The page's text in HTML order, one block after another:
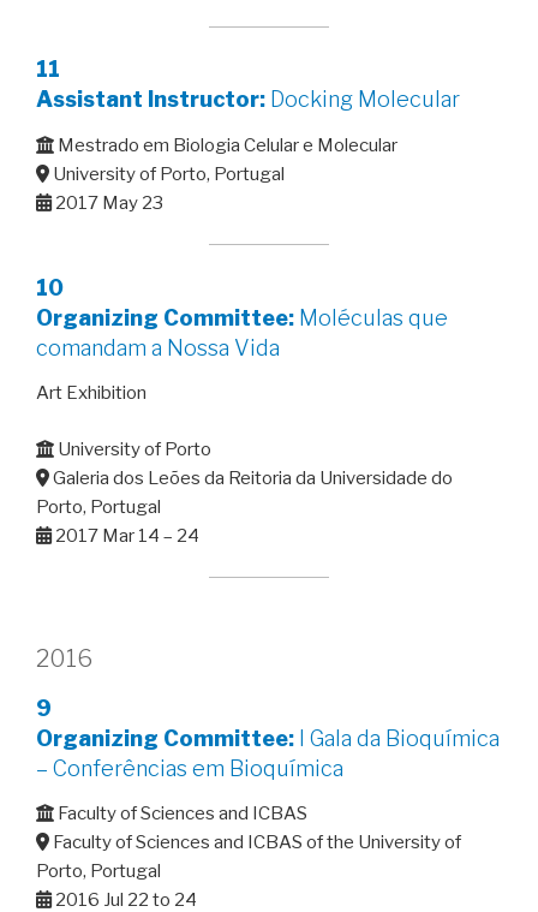
11
Assistant Instructor: Docking Molecular
Mestrado em Biologia Celular e Molecular
University of Porto, Portugal
2017 May 23
10
Organizing Committee: Moléculas que
comandam a Nossa Vida
Art Exhibition
University of Porto
Galeria dos Leões da Reitoria da Universidade do
Porto, Portugal
2017 Mar 14 – 24
2016
9
Organizing Committee: I Gala da Bioquímica
– Conferências em Bioquímica
Faculty of Sciences and ICBAS
Faculty of Sciences and ICBAS of the University of
Porto, Portugal
2016 Jul 22 to 24